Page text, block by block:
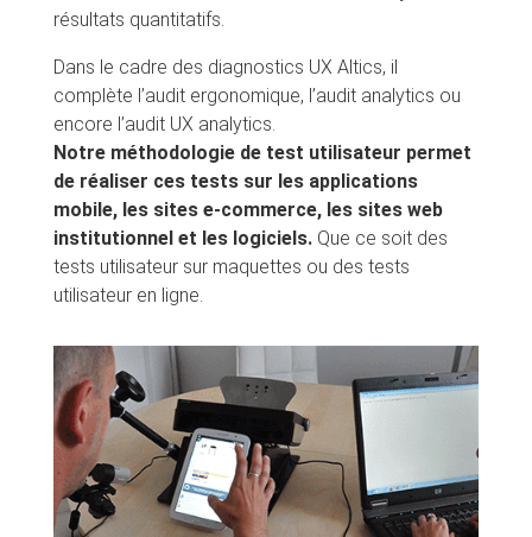
résultats quantitatifs.
Dans le cadre des diagnostics UX Altics, il
complète l’audit ergonomique, l’audit analytics ou
encore l’audit UX analytics.
Notre méthodologie de test utilisateur permet
de réaliser ces tests sur les applications
mobile, les sites e-commerce, les sites web
institutionnel et les logiciels. Que ce soit des
tests utilisateur sur maquettes ou des tests
utilisateur en ligne.